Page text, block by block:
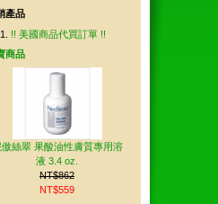
產品
!! 美國商品代買訂單 !!
商品
傲絲翠 果酸油性膚質專用溶
液 3.4 oz.
NT$862
NT$559